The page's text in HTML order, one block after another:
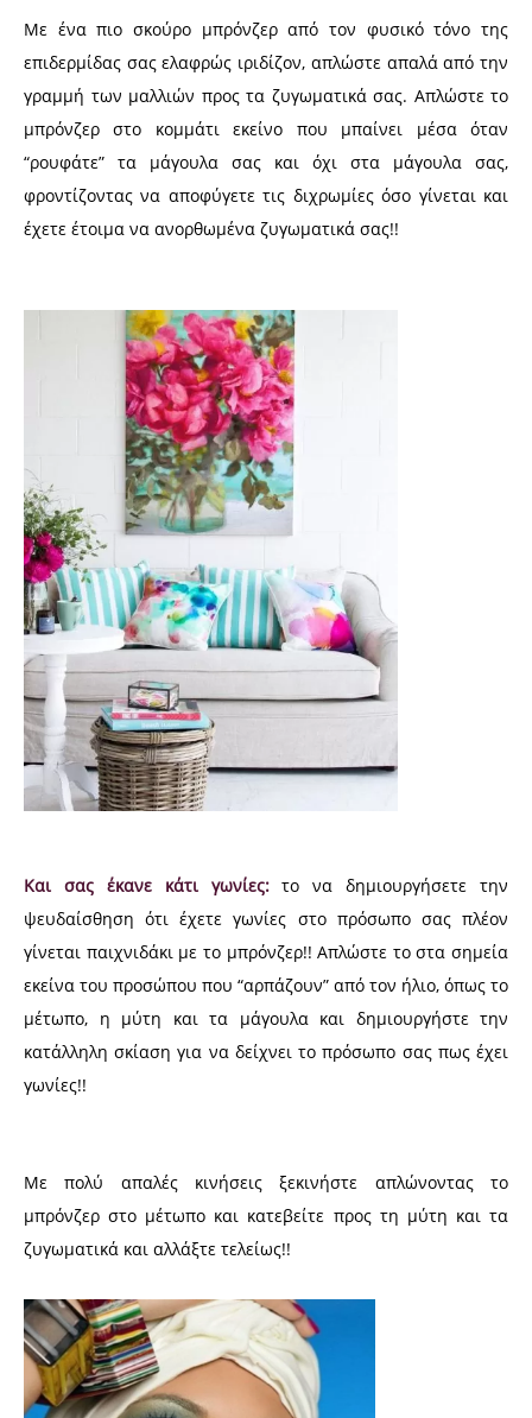
Με ένα πιο σκούρο μπρόνζερ από τον φυσικό τόνο της
επιδερμίδας σας ελαφρώς ιριδίζον, απλώστε απαλά από την
γραμμή των μαλλιών προς τα ζυγωματικά σας. Απλώστε το
μπρόνζερ στο κομμάτι εκείνο που μπαίνει μέσα όταν
“ρουφάτε” τα μάγουλα σας και όχι στα μάγουλα σας,
φροντίζοντας να αποφύγετε τις διχρωμίες όσο γίνεται και
έχετε έτοιμα να ανορθωμένα ζυγωματικά σας!!
Και σας έκανε κάτι γωνίες:το να δημιουργήσετε την
ψευδαίσθηση ότι έχετε γωνίες στο πρόσωπο σας πλέον
γίνεται παιχνιδάκι με το μπρόνζερ!! Απλώστε το στα σημεία
εκείνα του προσώπου που “αρπάζουν” από τον ήλιο, όπως το
μέτωπο, η μύτη και τα μάγουλα και δημιουργήστε την
κατάλληλη σκίαση για να δείχνει το πρόσωπο σας πως έχει
γωνίες!!
Με πολύ απαλές κινήσεις ξεκινήστε απλώνοντας το
μπρόνζερ στο μέτωπο και κατεβείτε προς τη μύτη και τα
ζυγωματικά και αλλάξτε τελείως!!